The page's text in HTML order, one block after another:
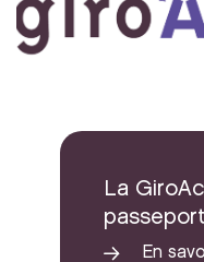
La
En